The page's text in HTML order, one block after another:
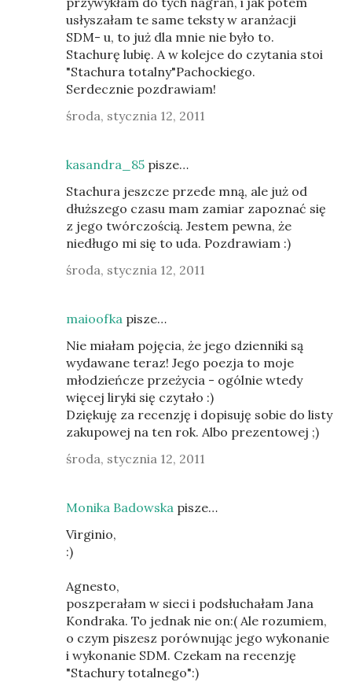
usłyszałam te same teksty w aranżacji
SDM- u, to już dla mnie nie było to.
Stachurę lubię. A w kolejce do czytania stoi
"Stachura totalny"Pachockiego.
Serdecznie pozdrawiam!
środa, stycznia 12, 2011
kasandra_85 pisze…
Stachura jeszcze przede mną, ale już od
dłuższego czasu mam zamiar zapoznać się
z jego twórczością. Jestem pewna, że
niedługo mi się to uda. Pozdrawiam :)
środa, stycznia 12, 2011
maioofka pisze…
Nie miałam pojęcia, że jego dzienniki są
wydawane teraz! Jego poezja to moje
młodzieńcze przeżycia - ogólnie wtedy
więcej liryki się czytało :)
Dziękuję za recenzję i dopisuję sobie do listy
zakupowej na ten rok. Albo prezentowej ;)
środa, stycznia 12, 2011
Monika Badowska pisze…
Virginio,
:)
Agnesto,
poszperałam w sieci i podsłuchałam Jana
Kondraka. To jednak nie on:( Ale rozumiem,
o czym piszesz porównując jego wykonanie
i wykonanie SDM. Czekam na recenzję
"Stachury totalnego":)